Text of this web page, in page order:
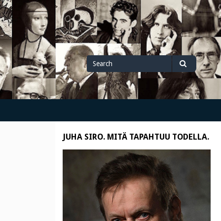
Search
for
Search
JUHA SIRO. MITÄ TAPAHTUU TODELLA.